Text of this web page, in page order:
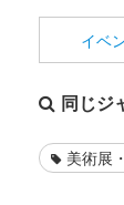
イベ
同じジ
美術展